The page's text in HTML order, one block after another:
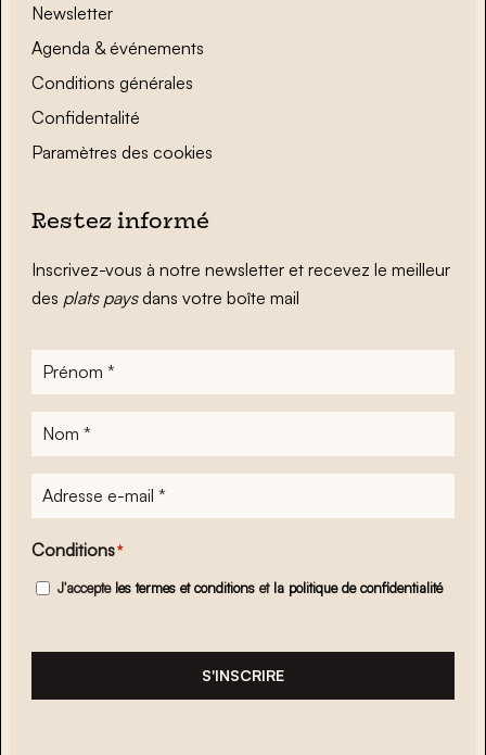
Newsletter
Agenda & événements
Conditions générales
Confidentalité
Paramètres des cookies
Restez informé
Inscrivez-vous à notre newsletter et recevez le meilleur
des plats paysdans votre boîte mail
Prénom
Nom
Adresse
e-
mail*
Conditions*
J'accepte les termes et conditions et la politique de confidentialité
S'INSCRIRE